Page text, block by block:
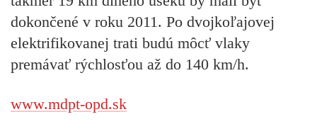
dokončené v roku 2011. Po dvojkoľajovej
elektrifikovanej trati budú môcť vlaky
premávať rýchlosťou až do 140 km/h.
www.mdpt-opd.sk